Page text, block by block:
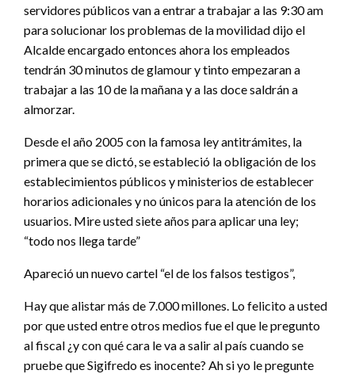
servidores públicos van a entrar a trabajar a las 9:30 am
para solucionar los problemas de la movilidad dijo el
Alcalde encargado entonces ahora los empleados
tendrán 30 minutos de glamour y tinto empezaran a
trabajar a las 10 de la mañana y a las doce saldrán a
almorzar.
Desde el año 2005 con la famosa ley antitrámites, la
primera que se dictó, se estableció la obligación de los
establecimientos públicos y ministerios de establecer
horarios adicionales y no únicos para la atención de los
usuarios. Mire usted siete años para aplicar una ley;
“todo nos llega tarde”
Apareció un nuevo cartel “el de los falsos testigos”,
Hay que alistar más de 7.000 millones. Lo felicito a usted
por que usted entre otros medios fue el que le pregunto
al fiscal ¿y con qué cara le va a salir al país cuando se
pruebe que Sigifredo es inocente? Ah si yo le pregunte